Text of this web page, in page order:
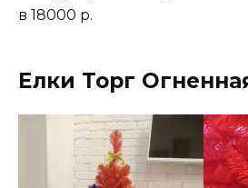
в 18000 р.
Елки Торг